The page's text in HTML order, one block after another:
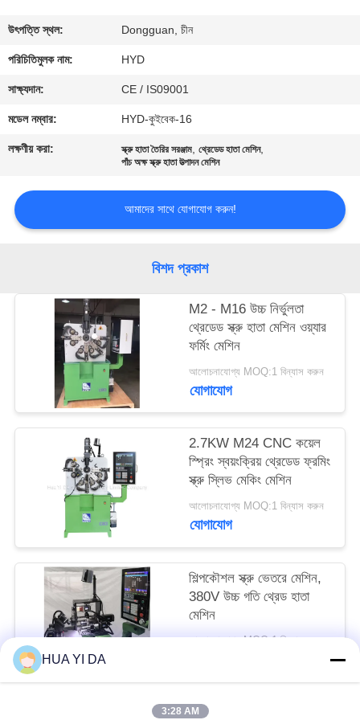
যোগাযোগ
করুন
খবর
উদ্ধৃতির
জন্য
সাইট
PRIVACY
POLICY
উৎপত্তি স্থল: Dongguan, চীন
পরিচিতিমুলক নাম: HYD
সাক্ষ্যদান: CE / IS09001
মডেল নম্বার: HYD-কুইবেক-16
লক্ষণীয় করা: স্ক্রু হাতা তৈরির সরঞ্জাম,থ্রেডেড হাতা মেশিন,
পাঁচ অক্ষ স্ক্রু হাতা উত্পাদন মেশিন
আমাদের সাথে যোগাযোগ করুন!
বিশদ প্রকাশ
M2 - M16 উচ্চ নির্ভুলতা
থ্রেডেড স্ক্রু হাতা মেশিন ওয়্যার
ফর্মিং মেশিন
আলোচনাযোগ্য MOQ:1 বিন্যাস করুন
যোগাযোগ
2.7KW M24 CNC কয়েল
স্প্রিং স্বয়ংক্রিয় থ্রেডেড ফ্রমিং
স্ক্রু স্লিভ মেকিং মেশিন
আলোচনাযোগ্য MOQ:1 বিন্যাস করুন
যোগাযোগ
শিল্পকৌশল স্ক্রু ভেতরে মেশিন,
380V উচ্চ গতি থ্রেড হাতা
মেশিন
আলোচনাযোগ্য MOQ:1 বিন্যাস করুন
HUA YI DA
3:28 AM